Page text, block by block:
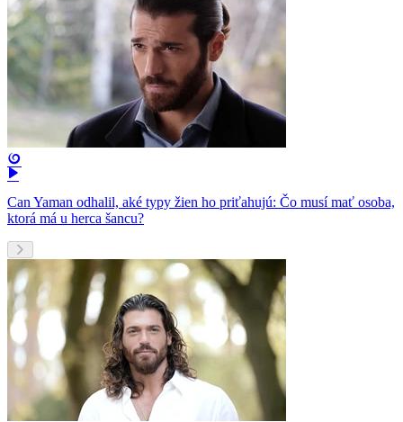
Can Yaman odhalil, aké typy žien ho priťahujú: Čo musí mať osoba,
ktorá má u herca šancu?